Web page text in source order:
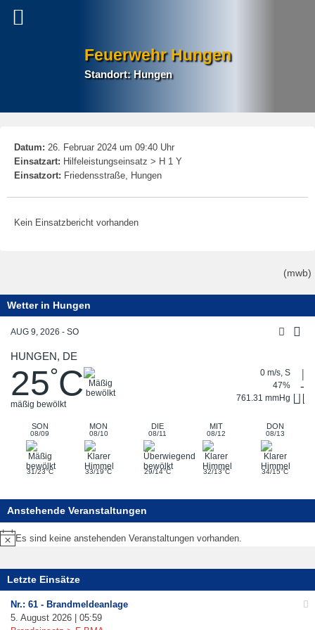
Feuerwehr Hungen
Standort: Hungen
Datum: 26. Februar 2024 um 09:40 Uhr
Einsatzart: Hilfeleistungseinsatz > H 1 Y
Einsatzort: Friedensstraße, Hungen
Kein Einsatzbericht vorhanden
(mwb)
Wetter in Hungen
AUG 9, 2026 - SO
HUNGEN, DE
25°C
mäßig bewölkt
0 m/s, S
47%
761.31 mmHg
SON
08/09
MON
08/10
DIE
08/11
MIT
08/12
DON
08/13
31/23°C 33/19°C 29/14°C 32/13°C 34/15°C
Anstehende Veranstaltungen
Hinweis
Es sind keine anstehenden Veranstaltungen vorhanden.
Letzte Einsätze
Nr.: 61 - Brandmeldeanlage
5. August 2026 | 05:59